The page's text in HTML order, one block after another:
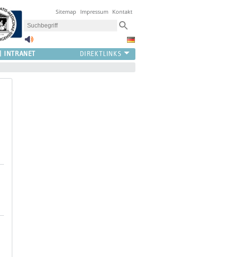
Sitemap Impressum Kontakt
INTRANET